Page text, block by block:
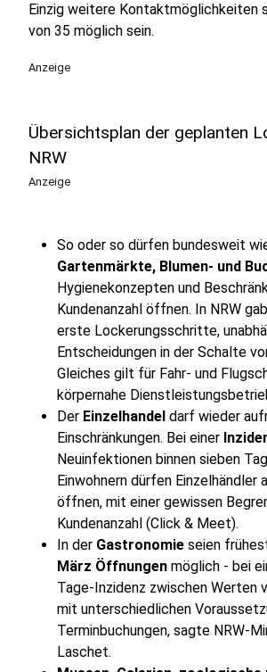
Einzig weitere Kontaktmöglichkeiten
von 35 möglich sein.
Anzeige
Übersichtsplan der geplanten
NRW
Anzeige
So oder so dürfen bundesweit
Gartenmärkte, Blumen- und
Hygienekonzepten und
Kundenanzahl öffnen. In NRW
erste Lockerungsschritte,
Entscheidungen in der Schalte
Gleiches gilt für Fahr- und
körpernahe
Der Einzelhandel darf wieder
Einschränkungen. Bei einer
Neuinfektionen binnen sieben
Einwohnern dürfen Einzelhändler
öffnen, mit einer gewissen
Kundenanzahl (Click & Meet).
In der Gastronomie seien
März Öffnungen möglich - bei
Tage-Inzidenz zwischen Werten
mit unterschiedlichen
Terminbuchungen, sagte NRW-
Laschet.